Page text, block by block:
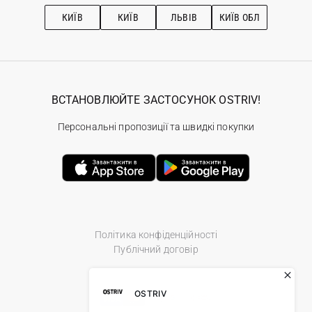
Рекомендації з догляду
КИЇВ КИЇВ ЛЬВІВ КИЇВ ОБЛ
Політика конфіденційності
Публічний договір
ВСТАНОВЛЮЙТЕ ЗАСТОСУНОК OSTRIV!
Персональні пропозиції та швидкі покупки